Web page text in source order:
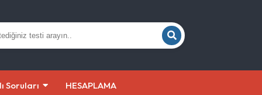
Soruları HESAPLAMA